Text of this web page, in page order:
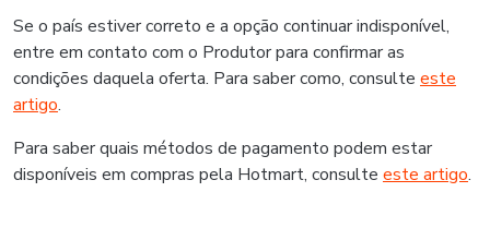
Se o país estiver correto e a opção continuar indisponível,
entre em contato com o Produtor para confirmar as
condições daquela oferta. Para saber como, consulte este
artigo.
Para saber quais métodos de pagamento podem estar
disponíveis em compras pela Hotmart, consulte este artigo.